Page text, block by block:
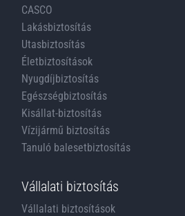
CASCO
Lakásbiztosítás
Utasbiztosítás
Életbiztosítások
Nyugdíjbiztosítás
Egészségbiztosítás
Kisállat-biztosítás
Vízijármű biztosítás
Tanuló balesetbiztosítás
Vállalati biztosítás
Vállalati biztosítások